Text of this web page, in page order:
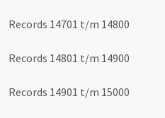
Records 14701 t/m 14800
Records 14801 t/m 14900
Records 14901 t/m 15000